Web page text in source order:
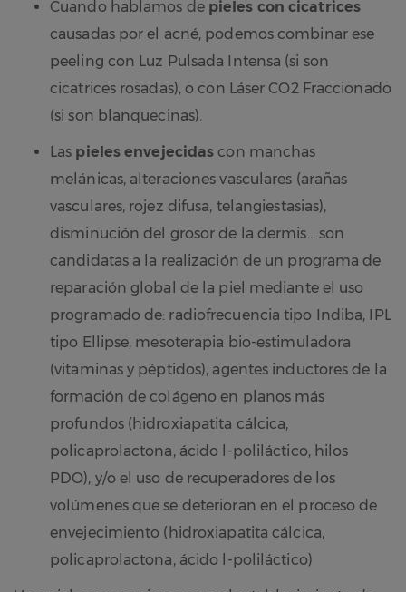
Cuando hablamos de pieles con cicatrices
causadas por el acné, podemos combinar ese
peeling con Luz Pulsada Intensa (si son
cicatrices rosadas), o con Láser CO2 Fraccionado
(si son blanquecinas).
Las pieles envejecidas con manchas
melánicas, alteraciones vasculares (arañas
vasculares, rojez difusa, telangiestasias),
disminución del grosor de la dermis… son
candidatas a la realización de un programa de
reparación global de la piel mediante el uso
programado de: radiofrecuencia tipo Indiba, IPL
tipo Ellipse, mesoterapia bio-estimuladora
(vitaminas y péptidos), agentes inductores de la
formación de colágeno en planos más
profundos (hidroxiapatita cálcica,
policaprolactona, ácido l-poliláctico, hilos
PDO), y/o el uso de recuperadores de los
volúmenes que se deterioran en el proceso de
envejecimiento (hidroxiapatita cálcica,
policaprolactona, ácido l-poliláctico)